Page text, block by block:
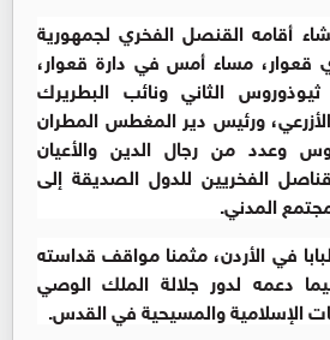
أقامه القنصل الفخري لجمهورية
قعوار، مساء أمس في دارة قعوار،
الثاني ونائب البطريرك
ورئيس دير المغطس المطران
وعدد من رجال الدين والأعيان
الفخريين للدول الصديقة إلى
المدني.
في الأردن، مثمنا مواقف قداسته
دعمه لدور جلالة الملك الوصي
الإسلامية والمسيحية في القدس.